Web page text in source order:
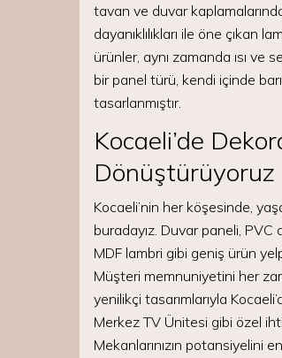
tavan ve duvar
dayanıklılıkları ile öne
ürünler, aynı zamanda ısı ve
bir panel türü, kendi içinde
tasarlanmıştır.
Kocaeli’de
Dönüştürüyoruz
Kocaeli’nin her köşesinde,
buradayız. Duvar paneli,
MDF lambri gibi geniş ürün
Müşteri memnuniyetini her
yenilikçi tasarımlarıyla
Merkez TV Ünitesi gibi özel
Mekanlarınızın potansiyelini